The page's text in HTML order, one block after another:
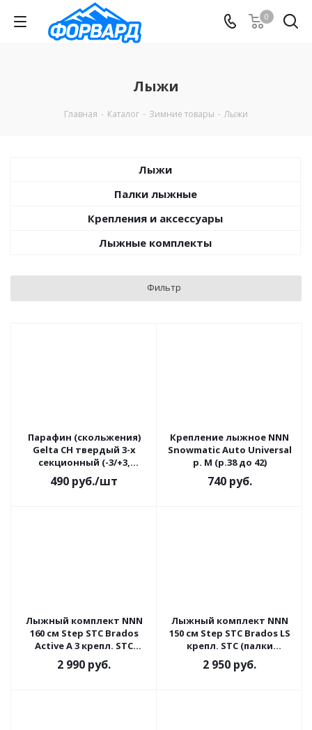
0
Лыжи
Главная - Каталог - Зимние товары - Лыжи
Лыжи
Палки лыжные
Крепления и аксессуары
Лыжные комплекты
Фильтр
Парафин (скольжения)
Gelta CH твердый 3-х
секционный (-3/+3,
-1/-6,-7/-12) 60 г.
490 руб./шт
Крепление лыжное NNN
Snowmatic Auto Universal
р. М (р.38 до 42)
740руб.
Лыжный комплект NNN
160 см Step STC Brados
Active A 3 крепл. STC
(палки стеклопластик)
2 990 руб.
Лыжный комплект NNN
150 см Step STC Brados LS
крепл. STC (палки
стеклопластик)
2 950 руб.